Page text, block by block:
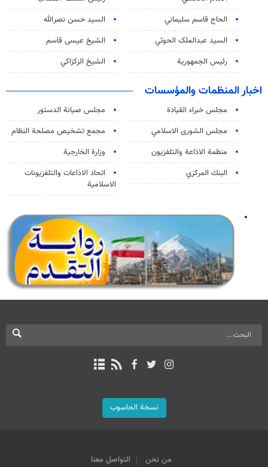
الحاج قاسم سليماني
السيد حسن نصرالله
السید عبدالملک الحوثي
الشيخ عيسى قاسم
رئيس الجمهورية
الشيخ الزكزاكي
اخبار المنظمات والمؤسسات
مجلس خبراء القيادة
مجلس صيانة الدستور
مجلس الشورى الاسلامي
مجمع تشخيص مصلحة النظام
منظمة الاذاعة والتلفزیون
وزارة الخارجية
البنك المركزي
اتحاد الاذاعات والتلفزيونات
الاسلامية
نسخة الحاسوب
من نحن التواصل معنا